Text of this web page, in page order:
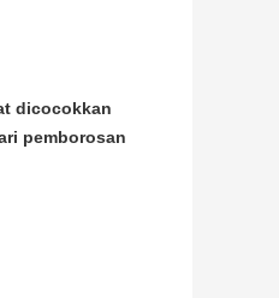
dicocokkan
pemborosan